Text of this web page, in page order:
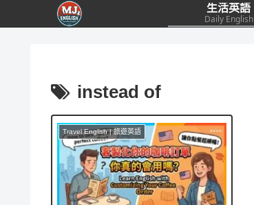
生活英語
Daily English
instead of
Travel English | 旅遊英語